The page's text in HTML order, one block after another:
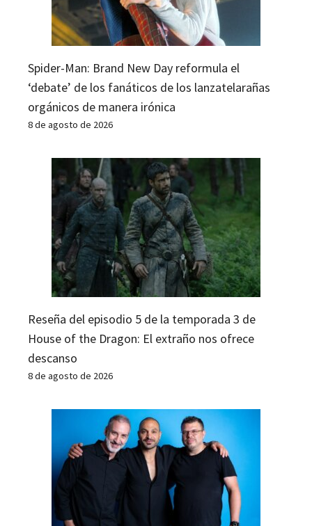
Spider-Man: Brand New Day reformula el
‘debate’ de los fanáticos de los lanzatelarañas
orgánicos de manera irónica
8 de agosto de 2026
Reseña del episodio 5 de la temporada 3 de
House of the Dragon: El extraño nos ofrece
descanso
8 de agosto de 2026